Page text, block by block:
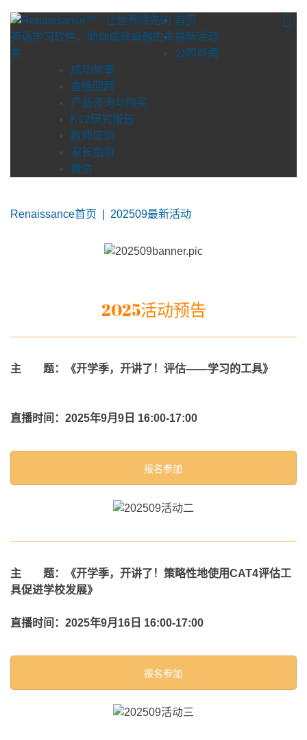
content
首页
最新活动
公司新闻
成功故事
直播回顾
产品咨询与购买
K12研究报告
教师培训
家长指南
微信
Renaissance首页 202509最新活动
2025活动预告
主 题：《开学季，开讲了！评估——学习的工具》
直播时间：2025年9月9日 16:00-17:00
报名参加
主 题：《开学季，开讲了！策略性地使用CAT4评估工
具促进学校发展》
直播时间：2025年9月16日 16:00-17:00
报名参加